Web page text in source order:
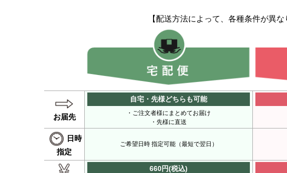
【配送方法によって、各種条件が異な
お届先
自宅・先様どちらも可能
・ご注文者様にまとめてお届け
・先様に直送
日時
指定
ご希望日時 指定可能（最短で翌日）
660円(税込)